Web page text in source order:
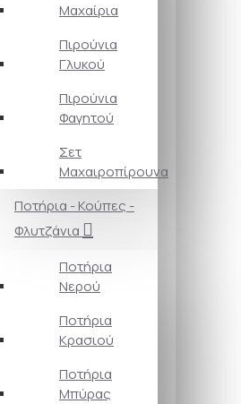
Μαχαίρια
Πιρούνια
Γλυκού
Πιρούνια
Φαγητού
Σετ
Μαχαιροπίρουνα
Ποτήρια - Κούπες -
Φλυτζάνια
Ποτήρια
Νερού
Ποτήρια
Κρασιού
Ποτήρια
Μπύρας